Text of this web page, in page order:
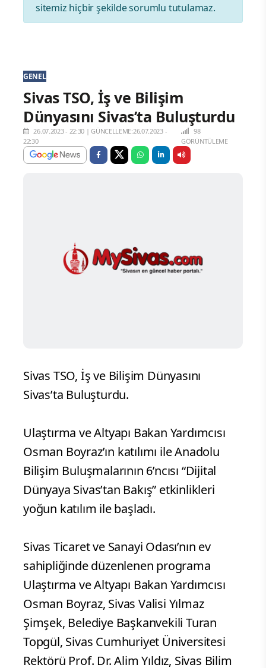
sitemiz hiçbir şekilde sorumlu tutulamaz.
GENEL
Sivas TSO, İş ve Bilişim
Dünyasını Sivas’ta Buluşturdu
26.07.2023 - 22:30 |GÜNCELLEME:26.07.2023 -
22:30
98
GÖRÜNTÜLEME
Sivas TSO, İş ve Bilişim Dünyasını
Sivas’ta Buluşturdu.
Ulaştırma ve Altyapı Bakan Yardımcısı
Osman Boyraz’ın katılımı ile Anadolu
Bilişim Buluşmalarının 6’ncısı “Dijital
Dünyaya Sivas’tan Bakış” etkinlikleri
yoğun katılım ile başladı.
Sivas Ticaret ve Sanayi Odası’nın ev
sahipliğinde düzenlenen programa
Ulaştırma ve Altyapı Bakan Yardımcısı
Osman Boyraz, Sivas Valisi Yılmaz
Şimşek, Belediye Başkanvekili Turan
Topgül, Sivas Cumhuriyet Üniversitesi
Rektörü Prof. Dr. Alim Yıldız, Sivas Bilim